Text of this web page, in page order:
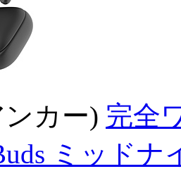
カー) 完全
ミッドナ